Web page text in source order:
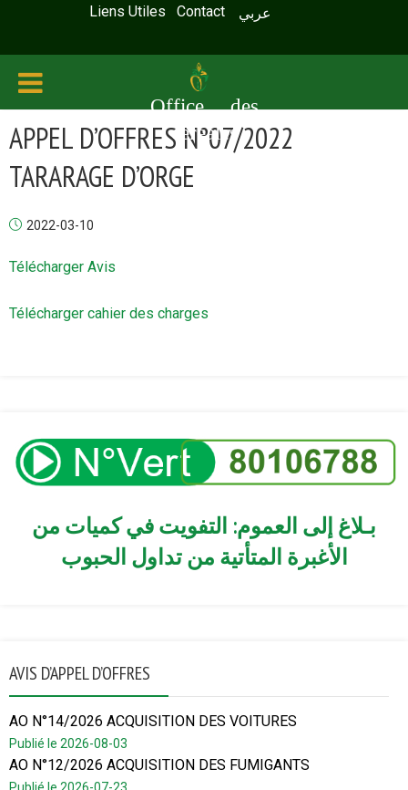
Liens Utiles Contact عربي
Office des
céréales
APPEL D’OFFRES N°07/2022
TARARAGE D’ORGE
2022-03-10
Télécharger Avis
Télécharger cahier des charges
بـلاغ إلى العموم: التفويت في كميات من
الأغبرة المتأتية من تداول الحبوب
AVIS D’APPEL D’OFFRES
AO N°14/2026 ACQUISITION DES VOITURES
Publié le 2026-08-03
AO N°12/2026 ACQUISITION DES FUMIGANTS